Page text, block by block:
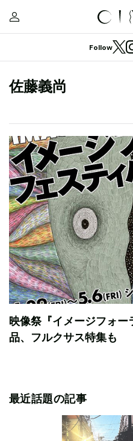
Follow
佐藤義尚
映像祭『イメージフォ
品、フルクサス特集も
最近話題の記事